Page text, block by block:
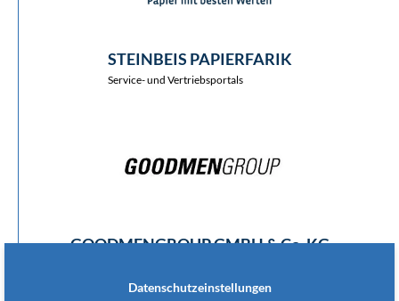
STEINBEIS PAPIERFARIK
Service- und Vertriebsportals
GOODMENGROUP GMBH & Co. KG
Datenschutzeinstellungen